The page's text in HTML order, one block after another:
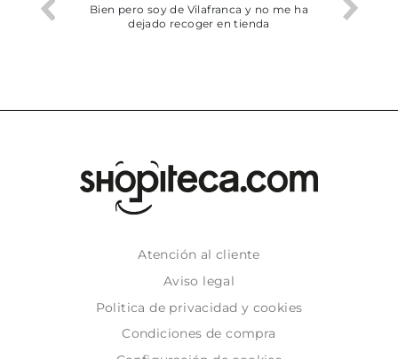
trobat
Bien pero soy de Vilafranca y no me ha
dejado recoger en tienda
Atención al cliente
Aviso legal
Politica de privacidad y cookies
Condiciones de compra